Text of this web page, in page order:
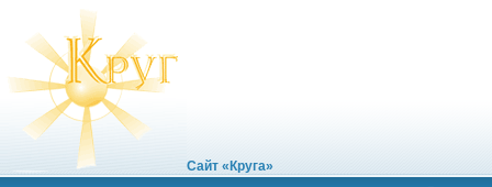
Сайт «Круга»